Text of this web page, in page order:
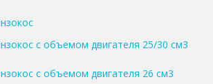
с объемом двигателя 25/30 см3
с объемом двигателя 26 см3